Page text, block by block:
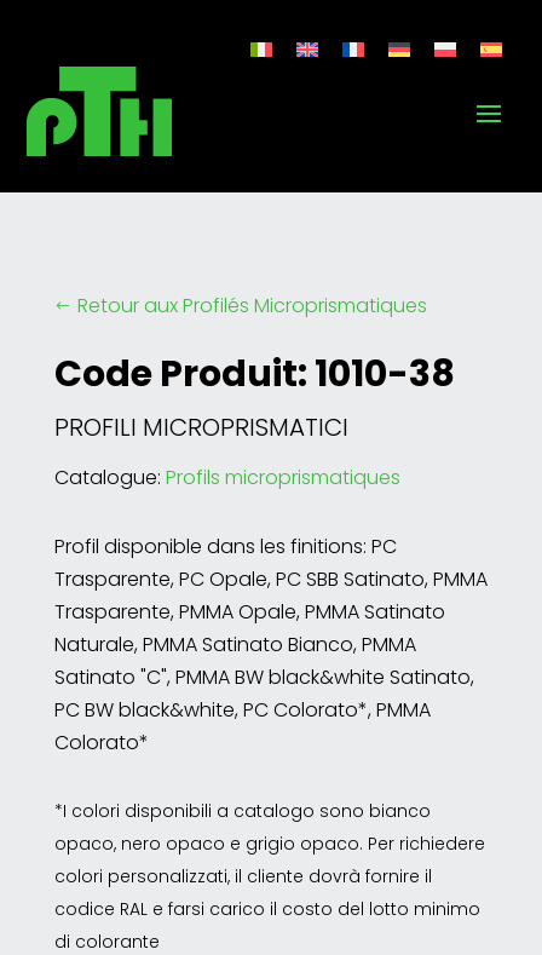
# Retour aux Profilés Microprismatiques
Code Produit: 1010-38
PROFILI MICROPRISMATICI
Catalogue: Profils microprismatiques
Profil disponible dans les finitions: PC
Trasparente, PC Opale, PC SBB Satinato, PMMA
Trasparente, PMMA Opale, PMMA Satinato
Naturale, PMMA Satinato Bianco, PMMA
Satinato "C", PMMA BW black&white Satinato,
PC BW black&white, PC Colorato*, PMMA
Colorato*
*I colori disponibili a catalogo sono bianco
opaco, nero opaco e grigio opaco. Per richiedere
colori personalizzati, il cliente dovrà fornire il
codice RAL e farsi carico il costo del lotto minimo
di colorante